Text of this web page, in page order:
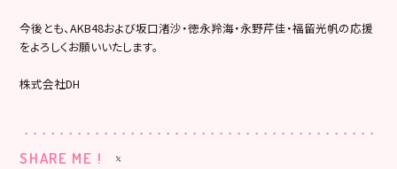
今後とも、AKB48および坂口渚沙・徳永羚海・永野芹佳・福留光帆の応援
をよろしくお願いいたします。
株式会社DH
SHARE ME !